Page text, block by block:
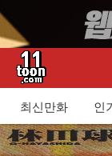
최신만화 인